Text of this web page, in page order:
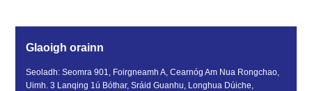
Glaoigh orainn
Seoladh: Seomra 901, Foirgneamh A, Cearnóg Am Nua Rongchao,
Uimh. 3 Lanqing 1ú Bóthar, Sráid Guanhu, Longhua Dúiche,